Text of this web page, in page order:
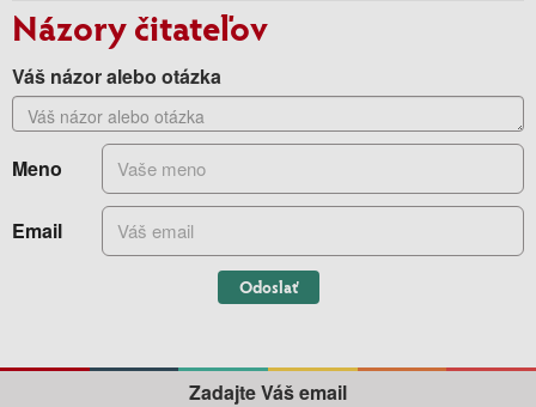
Názory čitateľov
Váš názor alebo otázka
Meno
Email
Odoslať
Zadajte Váš email